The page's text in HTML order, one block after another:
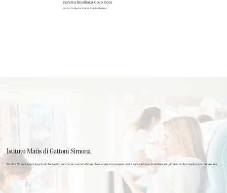
Ceretta brasiliana Coco Cera
DELICATA ANCHE PER LE PELLI SENSIBILI
Istituto Matis di Gattoni Simona
Da oltre 25 anni, siamo il punto di riferimento per chi cerca un’estetica professionale, sicura e personalizzata. Un luogo dove rilassarsi, affidarsi e ritrovare il proprio benessere.